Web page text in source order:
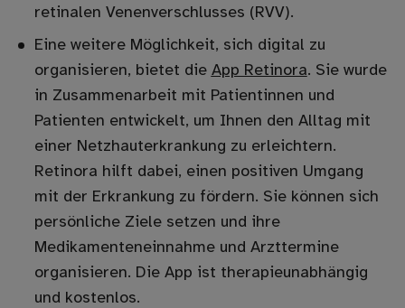
retinalen Venenverschlusses (RVV).
Eine weitere Möglichkeit, sich digital zu
organisieren, bietet die App Retinora. Sie wurde
in Zusammenarbeit mit Patientinnen und
Patienten entwickelt, um Ihnen den Alltag mit
einer Netzhauterkrankung zu erleichtern.
Retinora hilft dabei, einen positiven Umgang
mit der Erkrankung zu fördern. Sie können sich
persönliche Ziele setzen und ihre
Medikamenteneinnahme und Arzttermine
organisieren. Die App ist therapieunabhängig
und kostenlos.